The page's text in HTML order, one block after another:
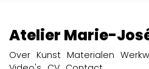
Atelier Marie-
Over Kunst Materialen